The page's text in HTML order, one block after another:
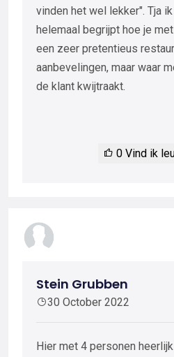
vinden het wel lekker". Tja
helemaal begrijpt hoe je
een zeer pretentieus
aanbevelingen, maar waar
de klant kwijtraakt.
0 Vind ik
Stein Grubben
30 October 2022
Hier met 4 personen